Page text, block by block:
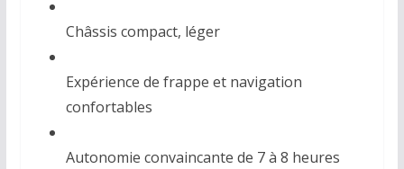
Châssis compact, léger
Expérience de frappe et navigation
confortables
Autonomie convaincante de 7 à 8 heures